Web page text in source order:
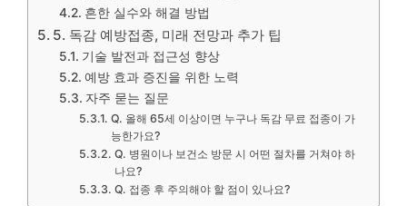
흔한 실수와 해결 방법
5. 독감 예방접종, 미래 전망과 추가 팁
기술 발전과 접근성 향상
예방 효과 증진을 위한 노력
자주 묻는 질문
Q. 올해 65세 이상이면 누구나 독감 무료 접종이 가
능한가요?
Q. 병원이나 보건소 방문 시 어떤 절차를 거쳐야 하
나요?
Q. 접종 후 주의해야 할 점이 있나요?